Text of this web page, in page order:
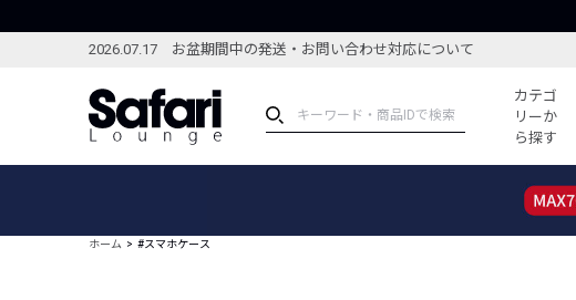
2026.07.17 お盆期間中の発送・お問い合わせ対応について
カテゴ
リーか
ら探す
ブランドから探す
ホーム #スマホケース